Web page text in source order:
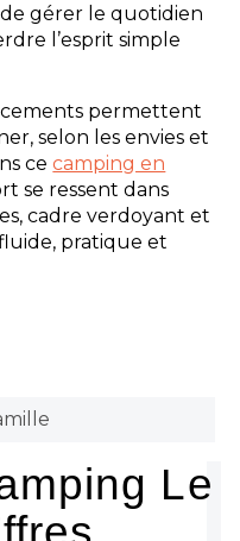
gérer le quotidien
l’esprit simple
permettent
selon les envies et
cecamping en
se ressent dans
cadre verdoyant et
pratique et
Le